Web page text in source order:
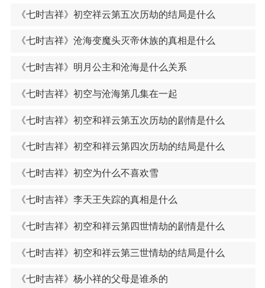
《七时吉祥》初空祥云第五次历劫的结局是什么
《七时吉祥》沧海变魔头灭帝休族的真相是什么
《七时吉祥》明月公主和沧海是什么关系
《七时吉祥》初空与沧海第几集在一起
《七时吉祥》初空和祥云第五次历劫的剧情是什么
《七时吉祥》初空和祥云第四次历劫的结局是什么
《七时吉祥》初空为什么不喜欢雪
《七时吉祥》李天王失踪的真相是什么
《七时吉祥》初空和祥云第四世情劫的剧情是什么
《七时吉祥》初空和祥云第三世情劫的结局是什么
《七时吉祥》杨小祥的父母是谁杀的